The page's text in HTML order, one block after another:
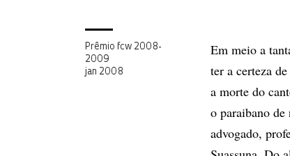
Prêmio fcw 2008-
2009
jan 2008
Em meio a
ter a certeza
a morte do
o paraibano de
advogado,